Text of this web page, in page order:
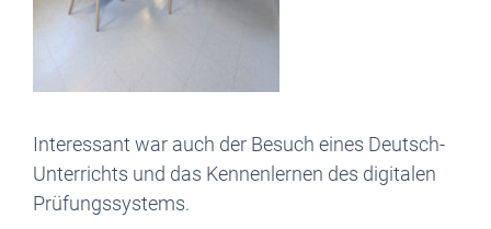
Interessant war auch der Besuch eines Deutsch-
Unterrichts und das Kennenlernen des digitalen
Prüfungssystems.